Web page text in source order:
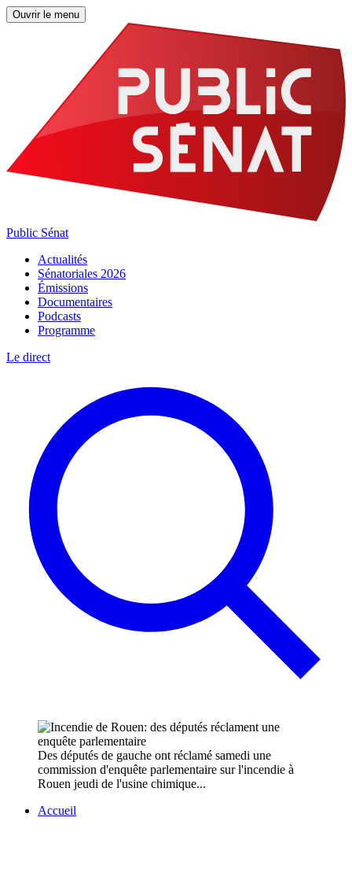
Ouvrir le menu
Public Sénat
Actualités
Sénatoriales 2026
Émissions
Documentaires
Podcasts
Programme
Le direct
Des députés de gauche ont réclamé samedi une
commission d'enquête parlementaire sur l'incendie à
Rouen jeudi de l'usine chimique...
Accueil